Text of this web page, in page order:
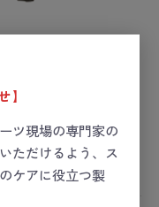
】
ツ現場の専門家の
ただけるよう、ス
ケアに役立つ製
ー